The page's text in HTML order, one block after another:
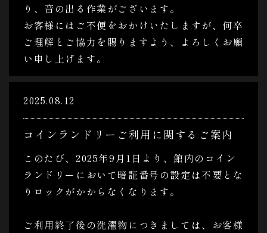
り、音の出る作業がございます。
お客様にはご不便をおかけいたしますが、何卒
ご理解とご協力を賜りますよう、よろしくお願
い申し上げます。
2025.08.12
コインランドリーご利用に関するご案内
このたび、2025年9月1日より、館内のコイン
ランドリーにおいて暗証番号の設定は不要とな
りロックがかからなくなります。
ご利用終了後の洗濯物につきましては、お客様